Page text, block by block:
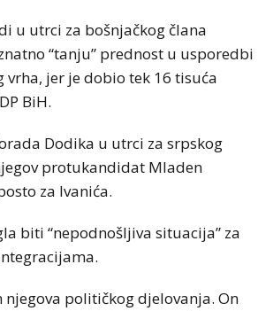
u utrci za bošnjačkog člana
“tanju” prednost u usporedbi
jer je dobio tek 16 tisuća
BiH.
Dodika u utrci za srpskog
protukandidat Mladen
za Ivanića.
biti “nepodnošljiva situacija” za
političkog djelovanja. On